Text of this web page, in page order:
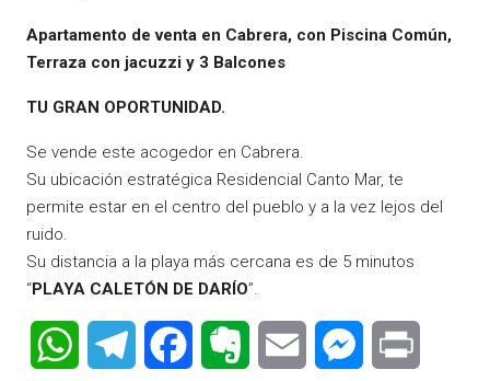
Apartamento de venta en Cabrera, con Piscina Común,
Terraza con jacuzzi y 3 Balcones
TU GRAN OPORTUNIDAD.
Se vende este acogedor en Cabrera.
Su ubicación estratégica Residencial Canto Mar, te
permite estar en el centro del pueblo y a la vez lejos del
ruido.
Su distancia a la playa más cercana es de 5 minutos
“PLAYA CALETÓN DE DARÍO”.
WhatsAppTelegram FacebookEvernote Email Messenger